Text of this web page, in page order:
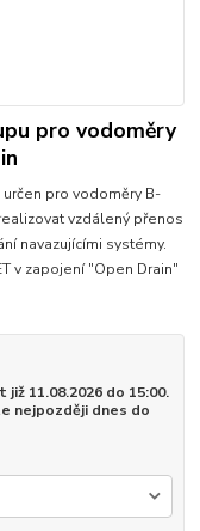
pro vodoměry
pro vodoměry B-
vzdálený přenos
navazujícími systémy.
v zapojení "Open Drain"
11.08.2026 do 15:00.
nejpozději dnes do